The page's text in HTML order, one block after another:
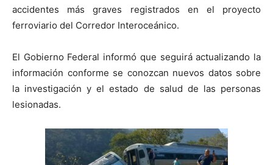
accidentes más graves registrados en el proyecto
ferroviario del Corredor Interoceánico.
El Gobierno Federal informó que seguirá actualizando la
información conforme se conozcan nuevos datos sobre
la investigación y el estado de salud de las personas
lesionadas.